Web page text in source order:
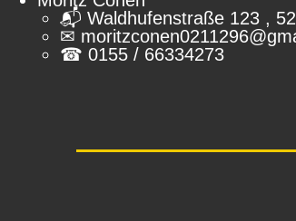
📬︎ Waldhufenstraße 123 ,
✉
☎ 0155 / 66334273